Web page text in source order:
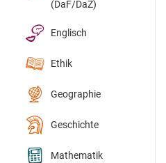
(DaF/DaZ)
Englisch
Ethik
Geographie
Geschichte
Mathematik